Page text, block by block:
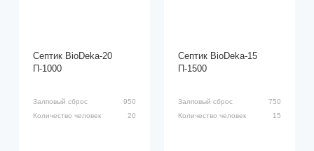
Септик BioDeka-20
П-1000
Залповый сброс
950
Количество человек
20
Септик BioDeka-15
П-1500
Залповый сброс
750
Количество человек
15